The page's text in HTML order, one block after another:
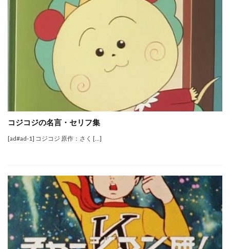
コジコジの名言・セリフ集
[ad#ad-1] コジコジ 原作：さく […]